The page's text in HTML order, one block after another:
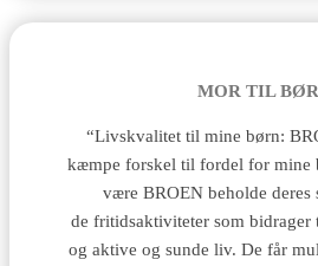
MOR TIL
“Livskvalitet til mine børn:
kæmpe forskel til fordel for mine
være BROEN beholde deres
de fritidsaktiviteter som
og aktive og sunde liv. De får